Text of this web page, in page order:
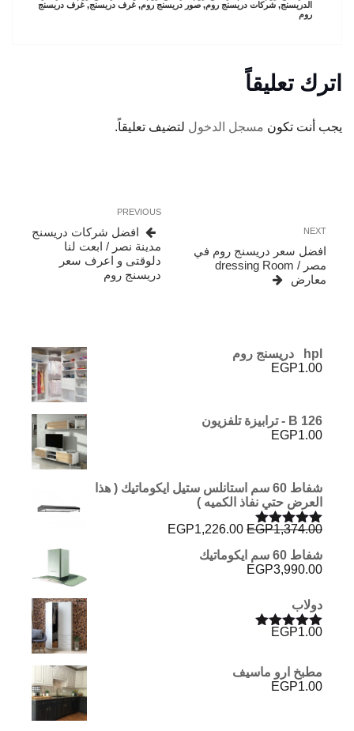
الدريسنج,شركات دريسنج روم,صور دريسنج روم,غرف دريسنج,غرف دريسنج
روم
اترك تعليقاً
يجب أنت تكون مسجل الدخول لتضيف تعليقاً.
المقالات
Previous
Post
PREVIOUS
افضل شركات دريسنج
مدينة نصر / ابعت لنا
دلوقتى و اعرف سعر
دريسنج روم
Next
Post
NEXT
افضل سعر دريسنج روم في
مصر / dressing Room
معارض
hpl دريسنج روم
EGP1.00
B 126 - ترابيزة تلفزيون
EGP1.00
شفاط 60 سم استانلس ستيل ايكوماتيك ( هذا
العرض حتي نفاذ الكميه )
تم التقييم
5.00
من 5
EGP1,374.00
السعر
هو:
EGP1,226.00
شفاط 60 سم ايكوماتيك
EGP3,990.00
دولاب
تم التقييم
EGP1.00
مطبخ ارو ماسيف
EGP1.00